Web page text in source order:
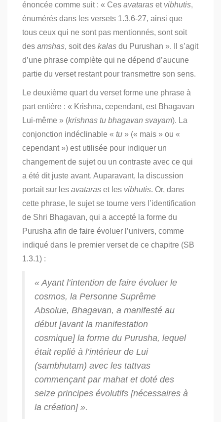
énoncée comme suit : « Ces avataras et vibhutis,
énumérés dans les versets 1.3.6-27, ainsi que
tous ceux qui ne sont pas mentionnés, sont soit
des amshas, soit des kalas du Purushan ». Il s’agit
d’une phrase complète qui ne dépend d’aucune
partie du verset restant pour transmettre son sens.
Le deuxième quart du verset forme une phrase à
part entière : « Krishna, cependant, est Bhagavan
Lui-même » (krishnas tu bhagavan svayam). La
conjonction indéclinable « tu » (« mais » ou «
cependant ») est utilisée pour indiquer un
changement de sujet ou un contraste avec ce qui
a été dit juste avant. Auparavant, la discussion
portait sur les avataras et les vibhutis. Or, dans
cette phrase, le sujet se tourne vers l’identification
de Shri Bhagavan, qui a accepté la forme du
Purusha afin de faire évoluer l’univers, comme
indiqué dans le premier verset de ce chapitre (SB
1.3.1) :
« Ayant l’intention de faire évoluer le
cosmos, la Personne Suprême
Absolue, Bhagavan, a manifesté au
début [avant la manifestation
cosmique] la forme du Purusha, lequel
était replié à l’intérieur de Lui
(sambhutam) avec les tattvas
commençant par mahatet doté des
seize principes évolutifs [nécessaires à
la création] ».